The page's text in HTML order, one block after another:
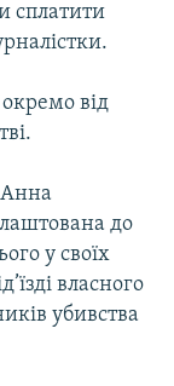
сплатити
від
Анна
до
у своїх
власного
убивства